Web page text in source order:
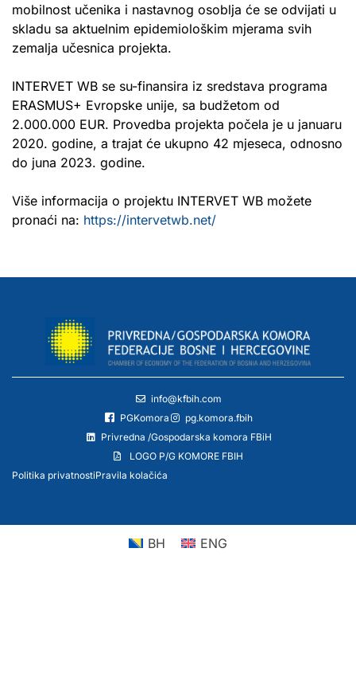
mobilnost učenika i nastavnog osoblja će se odvijati u
skladu sa aktuelnim epidemiološkim mjerama svih
zemalja učesnica projekta.
INTERVET WB se su-finansira iz sredstava programa
ERASMUS+ Evropske unije, sa budžetom od
2.000.000 EUR. Provedba projekta počela je u januaru
2020. godine, a trajat će ukupno 42 mjeseca, odnosno
do juna 2023. godine.
Više informacija o projektu INTERVET WB možete
pronaći na: https://intervetwb.net/
info@kfbih.com
PGKomora
pg.komora.fbih
Privredna /Gospodarska komora FBiH
LOGO P/G KOMORE FBIH
Politika privatnostiPravila kolačića
BH ENG